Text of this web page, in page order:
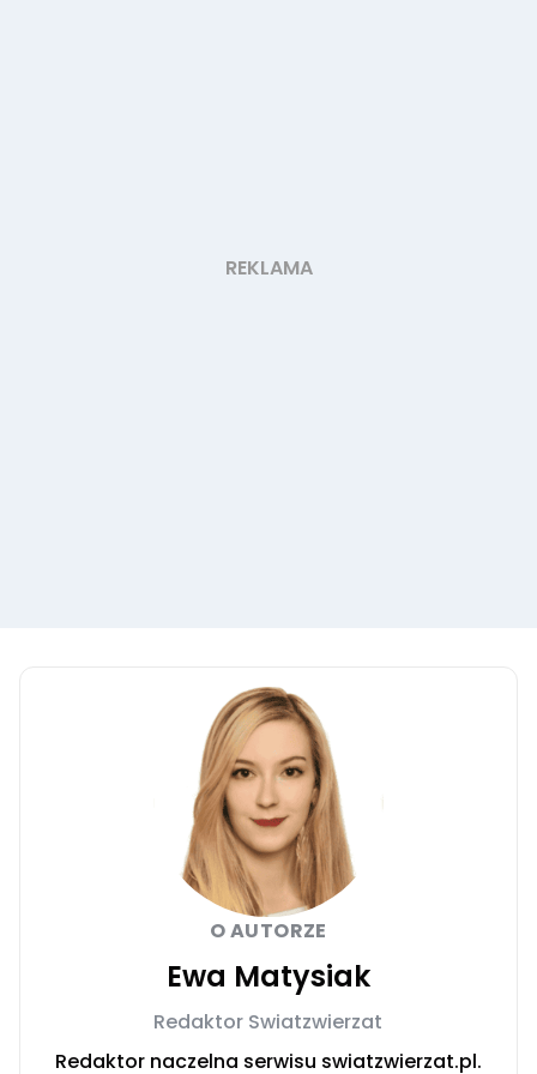
O AUTORZE
Ewa Matysiak
Redaktor Swiatzwierzat
Redaktor naczelna serwisu swiatzwierzat.pl.